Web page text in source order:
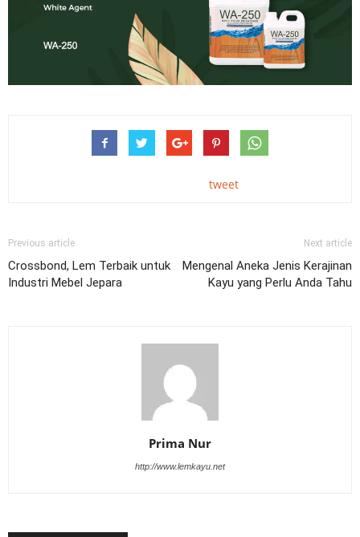
tweet
Previous article
Crossbond, Lem Terbaik untuk
Industri Mebel Jepara
Next article
Mengenal Aneka Jenis Kerajinan
Kayu yang Perlu Anda Tahu
Prima Nur
http://www.lemkayu.net